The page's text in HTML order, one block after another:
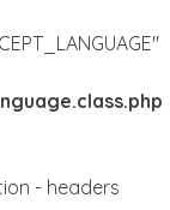
- headers